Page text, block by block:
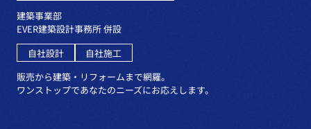
建築事業部
EVER建築設計事務所 併設
自社設計
自社施工
販売から建築・リフォームまで網羅。
ワンストップであなたのニーズにお応えします。